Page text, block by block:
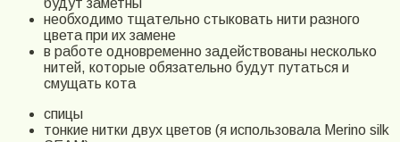
необходимо тщательно стыковать нити разного
цвета при их замене
в работе одновременно задействованы несколько
нитей, которые обязательно будут путаться и
смущать кота
спицы
тонкие нитки двух цветов (я использовала Merino silk